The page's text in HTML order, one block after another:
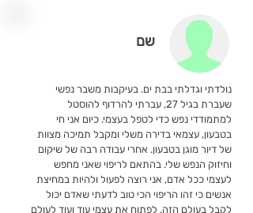
שם
נולדתי וגדלתי בבת ים. בעיקבות משבר נפשי
שעברת בגיל 27, עברתי להרדוף להוסטל
למתמודדי נפש כדי לטפל בעצמי. כיום אני חי
בטבעון, עצמאי בדירה משלי ומקבל תמיכה מצוות
של דיור מוגן בטבעון. אחרי עבודה רבה של שיקום
וחיזוק הנפש שלי. בהתאם לריפוי שאני מחפש
לעצמי ככל אדם, אני רוצה לפעול ולהיות במחיצת
אנשים כי זהו הריפוי הכי טוב לדעתי שאדם יכול
לקבל בעולם הזה. לפתוח את עצמי עוד ועוד לעולם